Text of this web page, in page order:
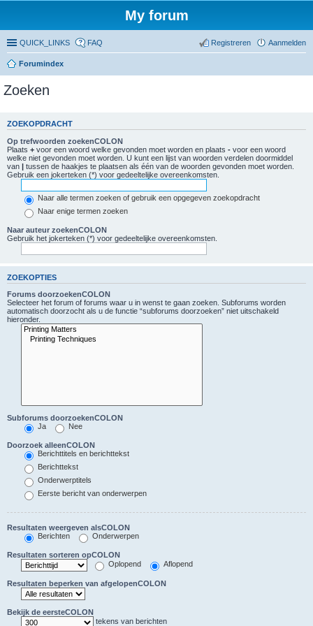
My forum
QUICK_LINKS FAQ Aanmelden
Registreren
Forumindex
Zoeken
ZOEKOPDRACHT
Op trefwoorden zoekenCOLON
Plaats + voor een woord welke gevonden moet worden en plaats - voor een woord
welke niet gevonden moet worden. U kunt een lijst van woorden verdelen doormiddel
van | tussen de haakjes te plaatsen als één van de woorden gevonden moet worden.
Gebruik een jokerteken (*) voor gedeeltelijke overeenkomsten.
Naar alle termen zoeken of gebruik een opgegeven zoekopdracht
Naar enige termen zoeken
Naar auteur zoekenCOLON
Gebruik het jokerteken (*) voor gedeeltelijke overeenkomsten.
ZOEKOPTIES
Forums doorzoekenCOLON
Selecteer het forum of forums waar u in wenst te gaan zoeken. Subforums worden
automatisch doorzocht als u de functie “subforums doorzoeken” niet uitschakeld
hieronder.
Subforums doorzoekenCOLON
Ja
Nee
Doorzoek alleenCOLON
Berichttitels en berichttekst
Berichttekst
Onderwerptitels
Eerste bericht van onderwerpen
Resultaten weergeven alsCOLON
Berichten
Onderwerpen
Resultaten sorteren opCOLON
Oplopend
Aflopend
Resultaten beperken van afgelopenCOLON
Bekijk de eersteCOLON
tekens van berichten